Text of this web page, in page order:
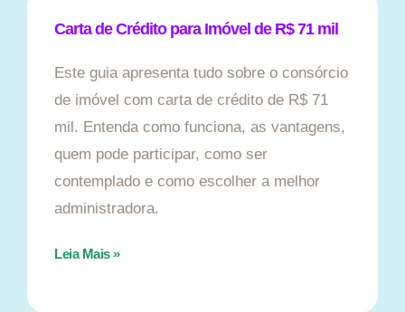
Carta de Crédito para Imóvel de R$ 71 mil
Este guia apresenta tudo sobre o consórcio
de imóvel com carta de crédito de R$ 71
mil. Entenda como funciona, as vantagens,
quem pode participar, como ser
contemplado e como escolher a melhor
administradora.
Leia Mais »